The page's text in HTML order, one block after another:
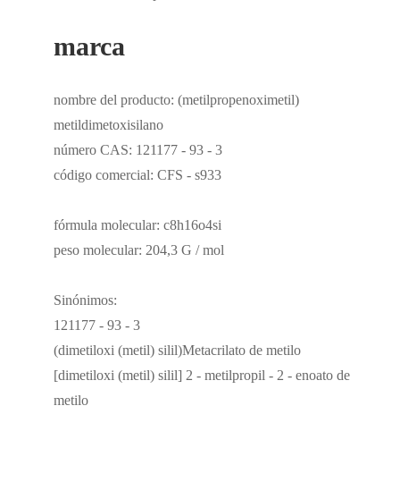
marca
nombre del producto: (metilpropenoximetil)
metildimetoxisilano
número CAS: 121177 - 93 - 3
código comercial: CFS - s933
fórmula molecular: c8h16o4si
peso molecular: 204,3 G / mol
Sinónimos:
121177 - 93 - 3
(dimetiloxi (metil) silil)Metacrilato de metilo
[dimetiloxi (metil) silil] 2 - metilpropil - 2 - enoato de
metilo